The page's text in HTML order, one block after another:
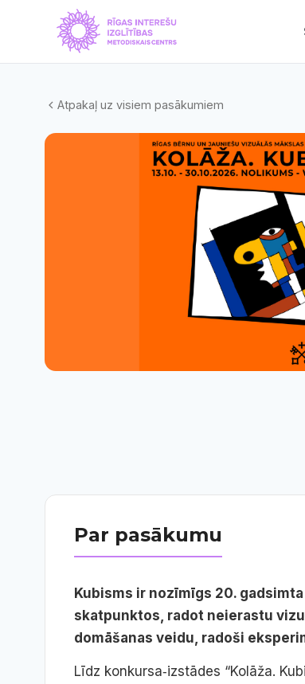
Atpakaļ uz visiem pasākumiem
Par pasākumu
Kubisms ir nozīmīgs 20.
skatpunktos, radot neierastu
domāšanas veidu, radoši
Līdz konkursa‑izstādes “Kolāža.